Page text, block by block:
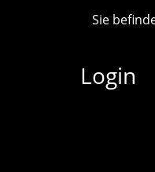
Sie
Login